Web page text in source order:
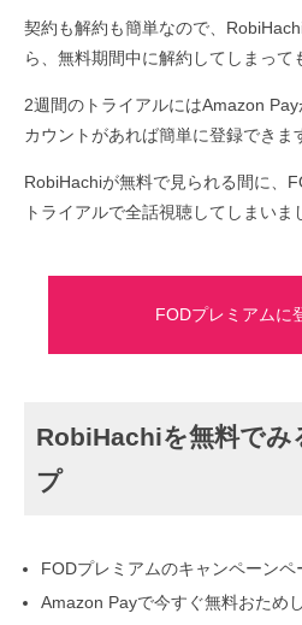
契約も解約も簡単なので、
ら、無料期間中に解約してしまって
2週間のトライアルにはAmazon
カウントがあれば簡単に登録できま
RobiHachiが無料で見られる間に、
トライアルで全話視聴してしまいま
FODプレミアムに
RobiHachiを無料でみ
プ
FODプレミアムのキャンペーンペ
Amazon Payで今すぐ無料おため